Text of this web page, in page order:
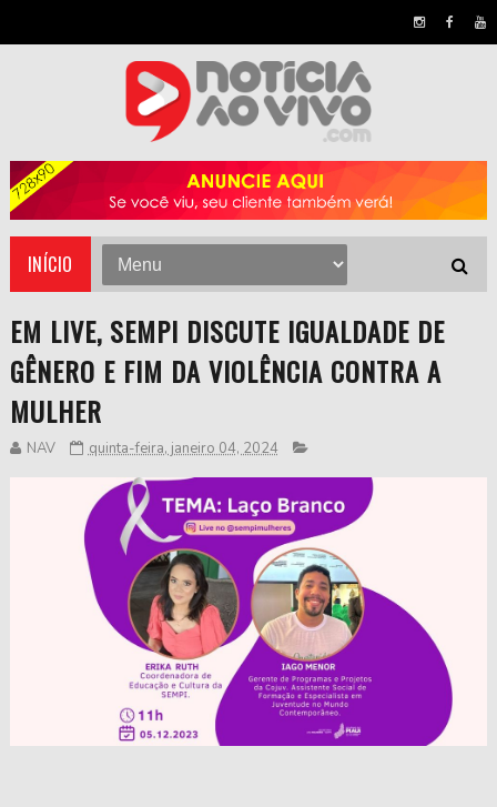
INÍCIO
EM LIVE, SEMPI DISCUTE IGUALDADE DE
GÊNERO E FIM DA VIOLÊNCIA CONTRA A
MULHER
NAV quinta-feira, janeiro 04, 2024